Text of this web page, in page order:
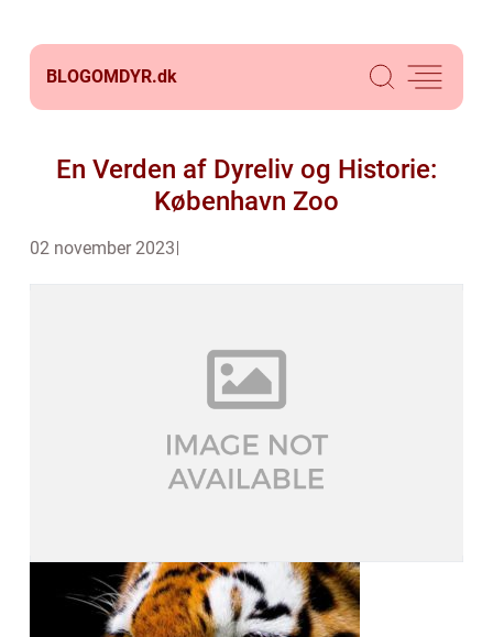
BLOGOMDYR.dk
En Verden af Dyreliv og Historie:
København Zoo
02 november 2023